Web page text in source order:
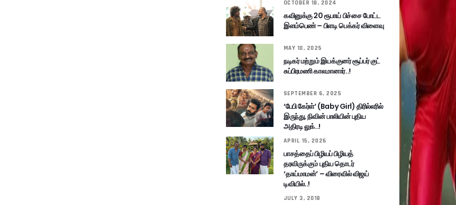
OCTOBER 18, 2024
கவினுக்கு 20 ரூபாய் பிச்சை போட்ட
இளம்பெண் – பிளடி பெக்கர் விளைவு
MAY 10, 2025
நடிகர் மற்றும் இயக்குனர் சூப்பர் குட்
சுப்பிரமணி காலமானார்..!
SEPTEMBER 6, 2025
‘பேபி கேர்ள்’ (Baby Girl) திரில்லரில்
இருந்து, நிவின் பாலியின் புதிய
அதிரடி லுக்..!
APRIL 15, 2026
பாசத்தைப் பிழியப் பிழியத்
தரவிருக்கும் புதிய தொடர்
‘தாய்மாமன்’ – விரைவில் விஜய்
டிவியில்..!
JULY 3, 2018